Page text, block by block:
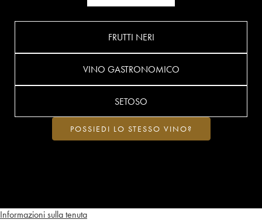
Informazioni sulla tenuta
FRUTTI NERI
VINO GASTRONOMICO
SETOSO
POSSIEDI LO STESSO VINO?